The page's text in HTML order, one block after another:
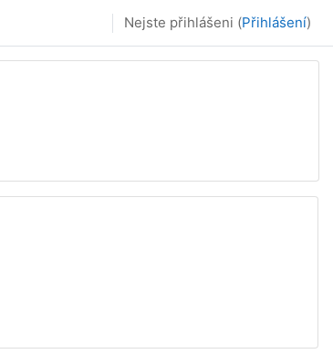
Nejste přihlášeni (Přihlášení)